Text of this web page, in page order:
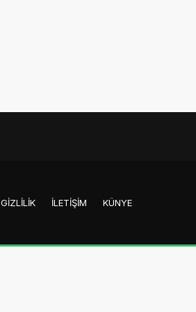
GIZLILIK İLETIŞIM KÜNYE